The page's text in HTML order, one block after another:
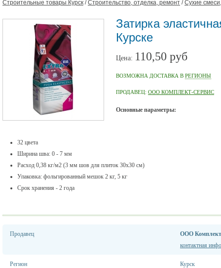
Строительные товары Курск /Строительство, отделка, ремонт /Сухие
Затирка
Курске
Цена: 110,50 руб
ВОЗМОЖНА ДОСТАВКА В РЕГИОНЫ
ПРОДАВЕЦ: ООО КОМПЛЕКТ-СЕРВИС
Основные параметры:
32 цвета
Ширина шва: 0 - 7 мм
Расход 0,38 кг/м2 (3 мм шов для плиток 30х30 см)
Упаковка: фольгированный мешок 2 кг, 5 кг
Срок хранения - 2 года
Продавец
ООО
контактная
Регион Курск